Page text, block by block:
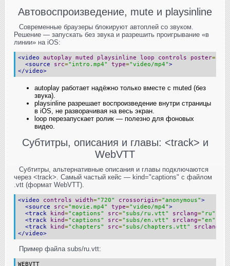
Автовоспроизведение, mute и playsinline
Современные браузеры блокируют автоплей со звуком.
Решение — запускать без звука и разрешить проигрывание «в
линии» на iOS:
<video autoplay muted playsinline loop controls poster=
<source
src="intro.mp4" type="video/mp4">
</video>
autoplay работает надёжно только вместе с muted (без
звука).
playsinline разрешает воспроизведение внутри страницы
в iOS, не разворачивая на весь экран.
loop перезапускает ролик — полезно для фоновых
видео.
Субтитры, описания и главы: <track> и
WebVTT
Субтитры, альтернативные описания и главы подключаются
через <track>. Самый частый кейс — kind="captions" с файлом
.vtt (формат WebVTT).
<video controls width="720" crossorigin="anonymous">
<source
src="movie.mp4" type="video/mp4">
<track
kind="captions" src="subs/ru.vtt" srclang="ru"
<track
kind="captions" src="subs/en.vtt" srclang="en"
<track
kind="chapters" src="subs/chapters.vtt" srclang
</video>
Пример файла subs/ru.vtt:
WEBVTT